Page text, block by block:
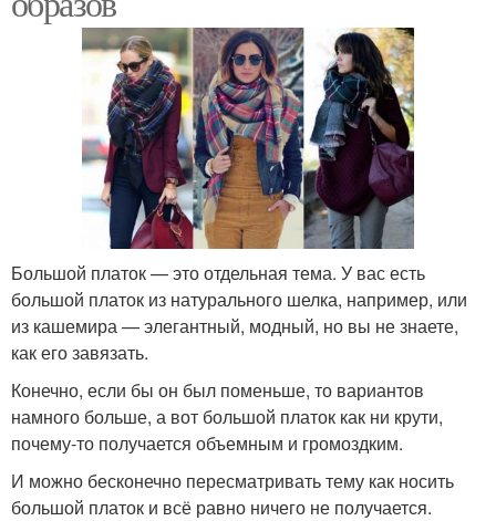
Большой платок — это отдельная тема. У вас есть
большой платок из натурального шелка, например, или
из кашемира — элегантный, модный, но вы не знаете,
как его завязать.
Конечно, если бы он был поменьше, то вариантов
намного больше, а вот большой платок как ни крути,
почему-то получается объемным и громоздким.
И можно бесконечно пересматривать тему как носить
большой платок и всё равно ничего не получается.